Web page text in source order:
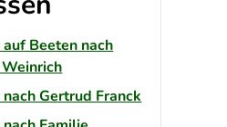
Beeten nach
Gertrud Franck